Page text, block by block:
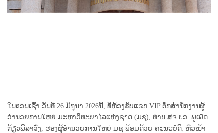
ໃນຕອນເຊົ້າ ວັນທີ 26 ມິຖຸນາ 2026ນີ້, ທີ່ຫ້ອງຮັບແຂກ VIP ຕຶກສຳນັກງານຜູ້
ອຳນວຍການໃຫຍ່ ມະຫາວິທະຍາໄລແຫ່ງຊາດ (ມຊ), ທ່ານ ສຈ.ປອ. ພູເພັດ
ກ້ຽວພິລາວົງ, ຮອງຜູ້ອຳນວຍການໃຫຍ່ ມຊ ພ້ອມດ້ວຍ ຄະນະບໍດີ, ຫົວໜ້າ